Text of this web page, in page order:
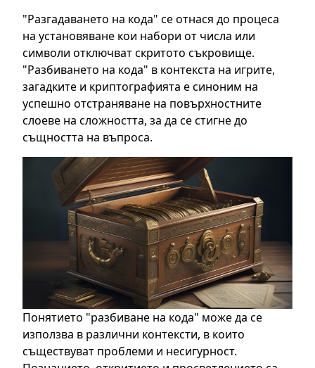
"Разгадаването на кода" се отнася до процеса
на установяване кои набори от числа или
символи отключват скритото съкровище.
"Разбиването на кода" в контекста на игрите,
загадките и криптографията е синоним на
успешно отстраняване на повърхностните
слоеве на сложността, за да се стигне до
същността на въпроса.
Понятието "разбиване на кода" може да се
използва в различни контексти, в които
съществуват проблеми и несигурност.